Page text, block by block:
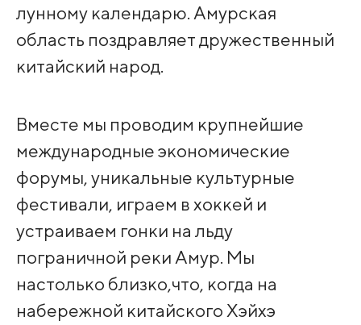
лунному календарю. Амурская
область поздравляет дружественный
китайский народ.
Вместе мы проводим крупнейшие
международные экономические
форумы, уникальные культурные
фестивали, играем в хоккей и
устраиваем гонки на льду
пограничной реки Амур. Мы
настолько близко,что, когда на
набережной китайского Хэйхэ